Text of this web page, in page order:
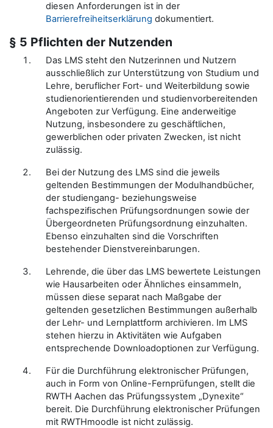
diesen Anforderungen ist in der
Barrierefreiheitserklärung dokumentiert.
§ 5 Pflichten der Nutzenden
Das LMS steht den Nutzerinnen und Nutzern
ausschließlich zur Unterstützung von Studium und
Lehre, beruflicher Fort- und Weiterbildung sowie
studienorientierenden und studienvorbereitenden
Angeboten zur Verfügung. Eine anderweitige
Nutzung, insbesondere zu geschäftlichen,
gewerblichen oder privaten Zwecken, ist nicht
zulässig.
Bei der Nutzung des LMS sind die jeweils
geltenden Bestimmungen der Modulhandbücher,
der studiengang- beziehungsweise
fachspezifischen Prüfungsordnungen sowie der
Übergeordneten Prüfungsordnung einzuhalten.
Ebenso einzuhalten sind die Vorschriften
bestehender Dienstvereinbarungen.
Lehrende, die über das LMS bewertete Leistungen
wie Hausarbeiten oder Ähnliches einsammeln,
müssen diese separat nach Maßgabe der
geltenden gesetzlichen Bestimmungen außerhalb
der Lehr- und Lernplattform archivieren. Im LMS
stehen hierzu in Aktivitäten wie Aufgaben
entsprechende Downloadoptionen zur Verfügung.
Für die Durchführung elektronischer Prüfungen,
auch in Form von Online-Fernprüfungen, stellt die
RWTH Aachen das Prüfungssystem „Dynexite“
bereit. Die Durchführung elektronischer Prüfungen
mit RWTHmoodle ist nicht zulässig.